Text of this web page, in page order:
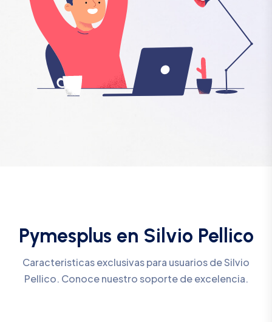
Pymesplus en Silvio Pellico
Caracteristicas exclusivas para usuarios de Silvio
Pellico. Conoce nuestro soporte de excelencia.